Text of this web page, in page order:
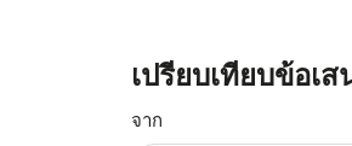
เปรียบเทียบข้อเ
จาก